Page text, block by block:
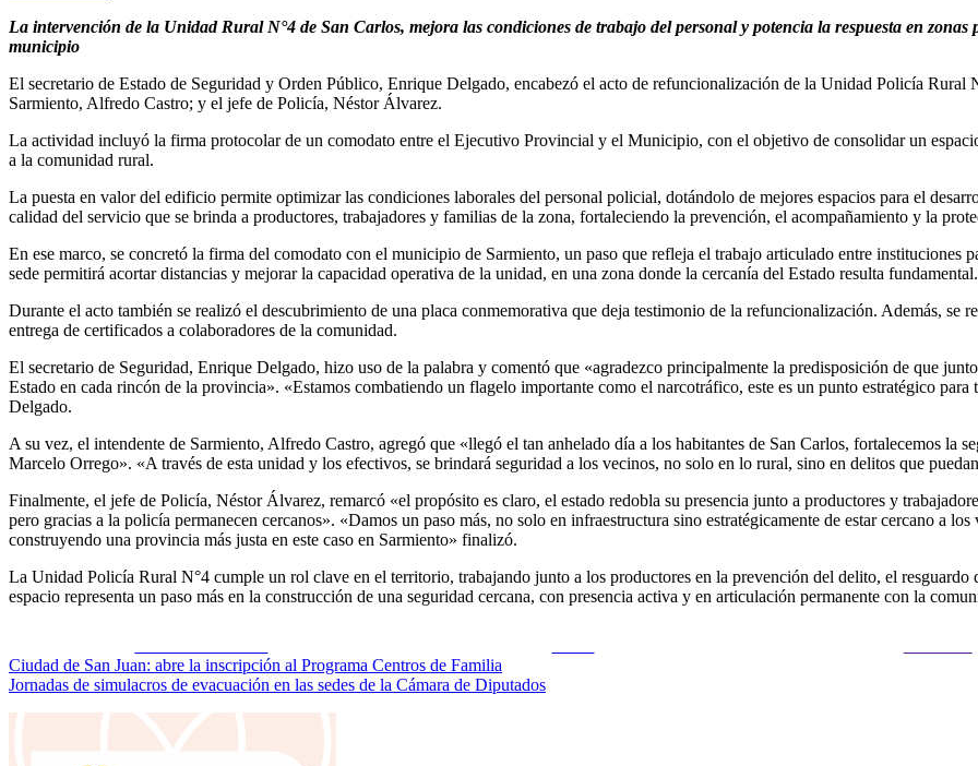
La intervención de la Unidad Rural N°4 de San Carlos, mejora las condiciones de trabajo del personal y potencia la respuesta en
municipio
El secretario de Estado de Seguridad y Orden Público, Enrique Delgado, encabezó el acto de refuncionalización de la Unidad Policía Rural
Sarmiento, Alfredo Castro; y el jefe de Policía, Néstor Álvarez.
La actividad incluyó la firma protocolar de un comodato entre el Ejecutivo Provincial y el Municipio, con el objetivo de consolidar un
a la comunidad rural.
La puesta en valor del edificio permite optimizar las condiciones laborales del personal policial, dotándolo de mejores espacios para el
calidad del servicio que se brinda a productores, trabajadores y familias de la zona, fortaleciendo la prevención, el acompañamiento y la
En ese marco, se concretó la firma del comodato con el municipio de Sarmiento, un paso que refleja el trabajo articulado entre instituciones
sede permitirá acortar distancias y mejorar la capacidad operativa de la unidad, en una zona donde la cercanía del Estado resulta fundamental.
Durante el acto también se realizó el descubrimiento de una placa conmemorativa que deja testimonio de la refuncionalización. Además, se
entrega de certificados a colaboradores de la comunidad.
El secretario de Seguridad, Enrique Delgado, hizo uso de la palabra y comentó que «agradezco principalmente la predisposición de que
Estado en cada rincón de la provincia». «Estamos combatiendo un flagelo importante como el narcotráfico, este es un punto estratégico
Delgado.
A su vez, el intendente de Sarmiento, Alfredo Castro, agregó que «llegó el tan anhelado día a los habitantes de San Carlos, fortalecemos la
Marcelo Orrego». «A través de esta unidad y los efectivos, se brindará seguridad a los vecinos, no solo en lo rural, sino en delitos que
Finalmente, el jefe de Policía, Néstor Álvarez, remarcó «el propósito es claro, el estado redobla su presencia junto a productores y
pero gracias a la policía permanecen cercanos». «Damos un paso más, no solo en infraestructura sino estratégicamente de estar cercano a
construyendo una provincia más justa en este caso en Sarmiento» finalizó.
La Unidad Policía Rural N°4 cumple un rol clave en el territorio, trabajando junto a los productores en la prevención del delito, el
espacio representa un paso más en la construcción de una seguridad cercana, con presencia activa y en articulación permanente con la
Navegación
de
entradas
Ciudad de San Juan: abre la inscripción al Programa Centros de Familia
Jornadas de simulacros de evacuación en las sedes de la Cámara de Diputados